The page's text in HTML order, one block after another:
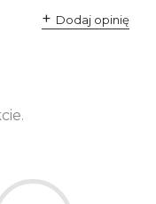
Dodaj opinię